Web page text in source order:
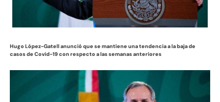
Hugo López-Gatell anunció que se mantiene una tendencia a la baja de
casos de Covid-19 con respecto a las semanas anteriores